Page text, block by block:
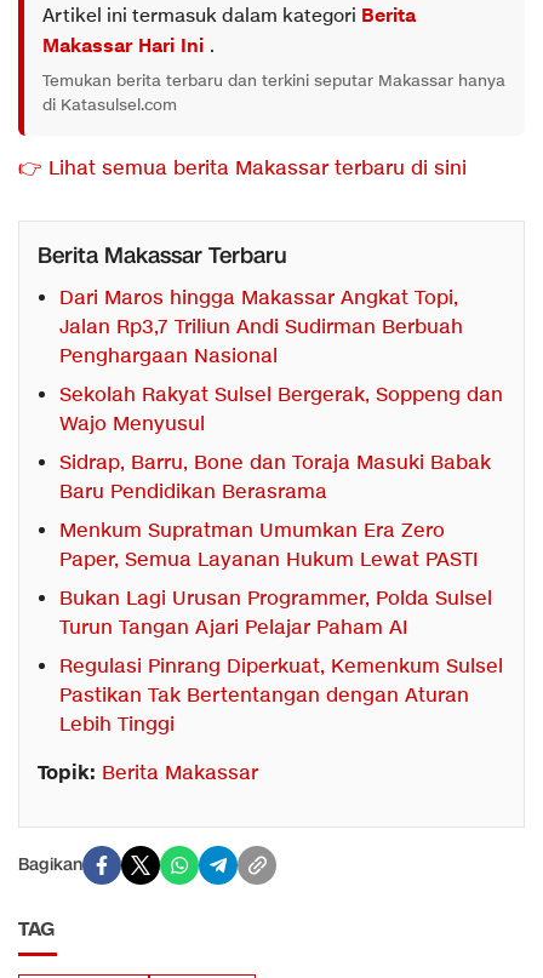
Artikel ini termasuk dalam kategori Berita
Makassar Hari Ini .
Temukan berita terbaru dan terkini seputar Makassar hanya
di Katasulsel.com
👉 Lihat semua berita Makassar terbaru di sini
Berita Makassar Terbaru
Dari Maros hingga Makassar Angkat Topi,
Jalan Rp3,7 Triliun Andi Sudirman Berbuah
Penghargaan Nasional
Sekolah Rakyat Sulsel Bergerak, Soppeng dan
Wajo Menyusul
Sidrap, Barru, Bone dan Toraja Masuki Babak
Baru Pendidikan Berasrama
Menkum Supratman Umumkan Era Zero
Paper, Semua Layanan Hukum Lewat PASTI
Bukan Lagi Urusan Programmer, Polda Sulsel
Turun Tangan Ajari Pelajar Paham AI
Regulasi Pinrang Diperkuat, Kemenkum Sulsel
Pastikan Tak Bertentangan dengan Aturan
Lebih Tinggi
Topik: Berita Makassar
Bagikan
TAG